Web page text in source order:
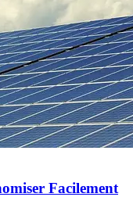
Facilement